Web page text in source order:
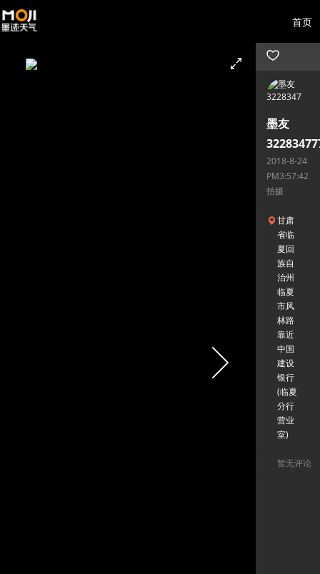
首页
墨友
2018-8-24
PM3:57:42
拍摄
甘肃
省临
夏回
族自
治州
临夏
市风
林路
靠近
中国
建设
银行
(临夏
分行
营业
室)
暂无评论